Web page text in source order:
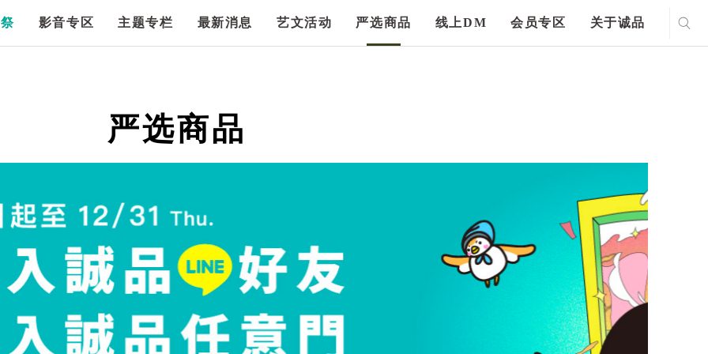
影音专区 主题专栏 最新消息 艺文活动 严选商品 线上DM 会员专区 关于诚品
严选商品